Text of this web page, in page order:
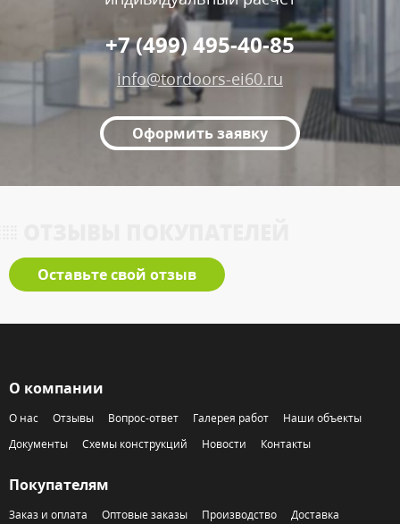
Оформить заявку
+7 (499) 495-40-85
info@tordoors-ei60.ru
Оставьте свой отзыв
О компании
О нас Отзывы Вопрос-ответ Галерея работ
Наши объекты
Документы
Схемы конструкций Новости Контакты
Покупателям
Заказ и оплата Оптовые заказы Производство
Доставка